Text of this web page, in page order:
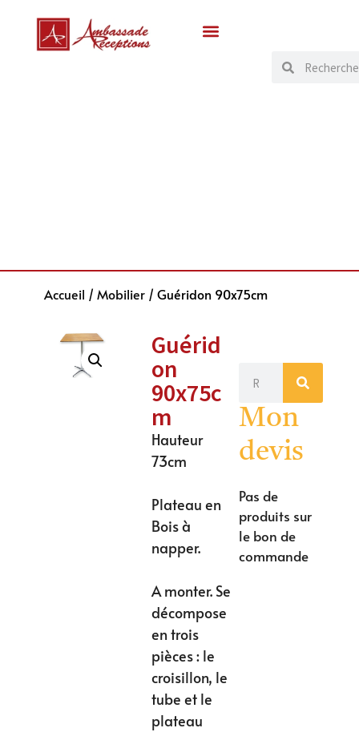
Accueil / Mobilier/ Guéridon 90x75cm
Guérid
on
90x75c
m
Hauteur
73cm
Plateau en
Bois à
napper.
A monter. Se
décompose
en trois
pièces : le
croisillon, le
tube et le
plateau
Mon
devis
Pas de
produits sur
le bon de
commande